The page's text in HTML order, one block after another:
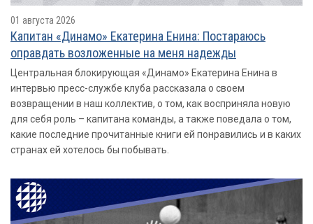
01 августа 2026
Капитан «Динамо» Екатерина Енина: Постараюсь
оправдать возложенные на меня надежды
Центральная блокирующая «Динамо» Екатерина Енина в
интервью пресс-службе клуба рассказала о своем
возвращении в наш коллектив, о том, как восприняла новую
для себя роль – капитана команды, а также поведала о том,
какие последние прочитанные книги ей понравились и в каких
странах ей хотелось бы побывать.